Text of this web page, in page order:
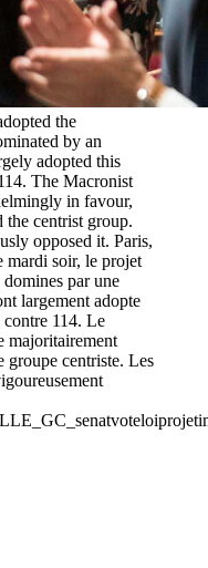
the
by an
adopted this
The Macronist
in favour,
centrist group.
opposed it. Paris,
mardi soir, le projet
par une
largement adopte
114. Le
majoritairement
groupe centriste. Les